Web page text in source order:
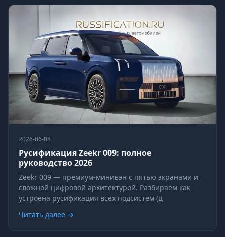
2026-06-08
Русификация Zeekr 009: полное
руководство 2026
Zeekr 009 — премиум-минивэн с пятью экранами и
сложной цифровой архитектурой. Разбираем как
устроена русификация всех подсистем (ц
Читать далее →